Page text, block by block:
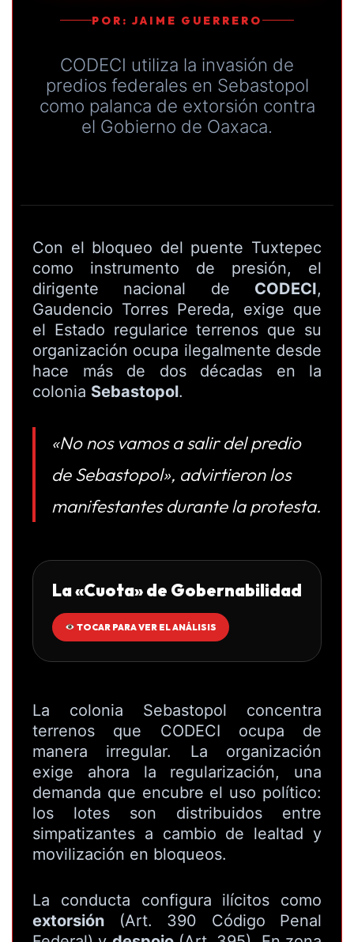
POR: JAIME GUERRERO
CODECI utiliza la invasión de
predios federales en Sebastopol
como palanca de extorsión contra
el Gobierno de Oaxaca.
Con el bloqueo del puente Tuxtepec
como instrumento de presión, el
dirigente nacional de CODECI,
Gaudencio Torres Pereda, exige que
el Estado regularice terrenos que su
organización ocupa ilegalmente desde
hace más de dos décadas en la
colonia Sebastopol.
«No nos vamos a salir del predio
de Sebastopol», advirtieron los
manifestantes durante la protesta.
La «Cuota» de Gobernabilidad
TOCAR PARA VER EL ANÁLISIS
La colonia Sebastopol concentra
terrenos que CODECI ocupa de
manera irregular. La organización
exige ahora la regularización, una
demanda que encubre el uso político:
los lotes son distribuidos entre
simpatizantes a cambio de lealtad y
movilización en bloqueos.
La conducta configura ilícitos como
extorsión (Art. 390 Código Penal